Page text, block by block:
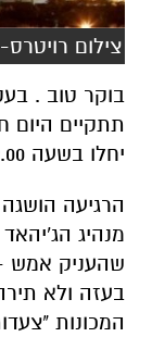
צילום רויטרס-
בוקר טוב .
תתקיים היום
יחלו בשעה 9.00.
הרגיעה
מנהיג
שהעניק אמש
בעזה ולא
המכונות